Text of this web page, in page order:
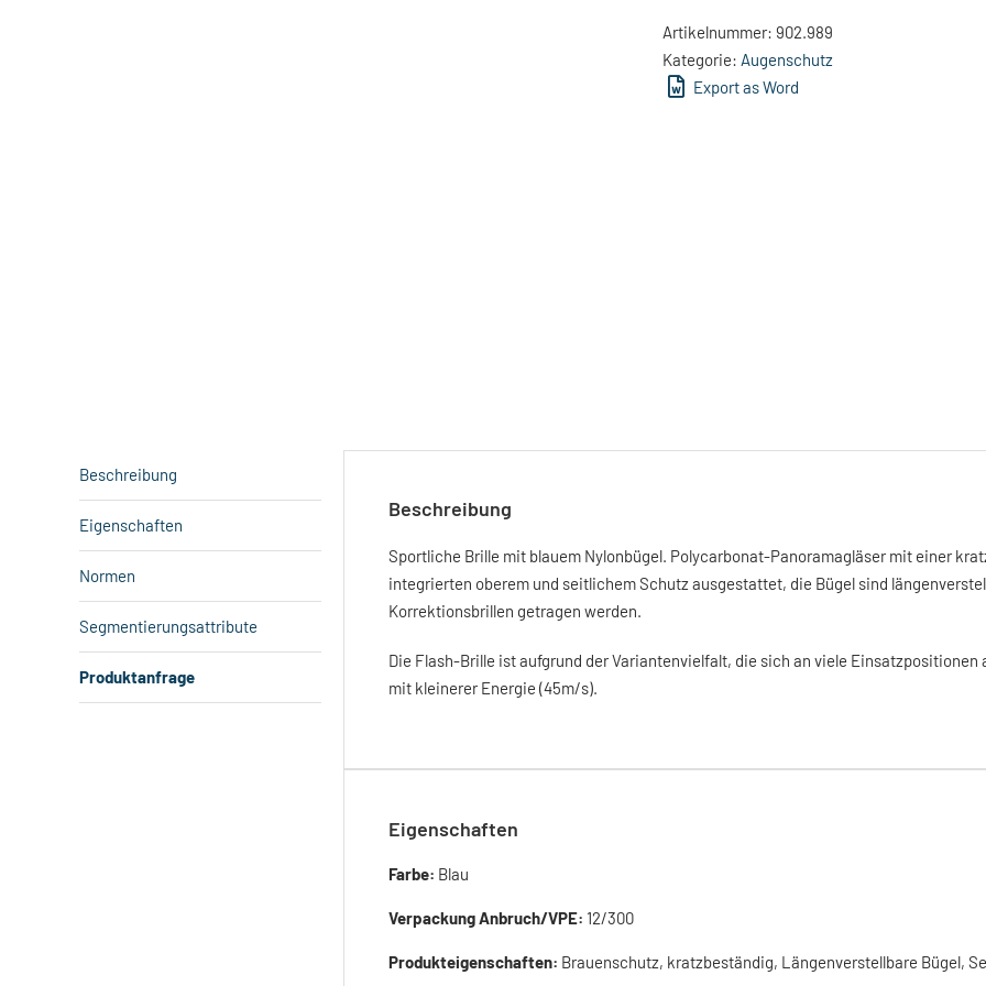
Artikelnummer: 902.989
Kategorie: Augenschutz
Export as Word
Beschreibung
Eigenschaften
Normen
Segmentierungsattribute
Produktanfrage
Beschreibung
Sportliche Brille mit blauem Nylonbügel. Polycarbonat-Panoramagläser mit einer
integrierten oberem und seitlichem Schutz ausgestattet, die Bügel sind
Korrektionsbrillen getragen werden.
Die Flash-Brille ist aufgrund der Variantenvielfalt, die sich an viele
mit kleinerer Energie (45m/s).
Eigenschaften
Farbe: Blau
Verpackung Anbruch/VPE: 12/300
Produkteigenschaften: Brauenschutz, kratzbeständig, Längenverstellbare Bügel,